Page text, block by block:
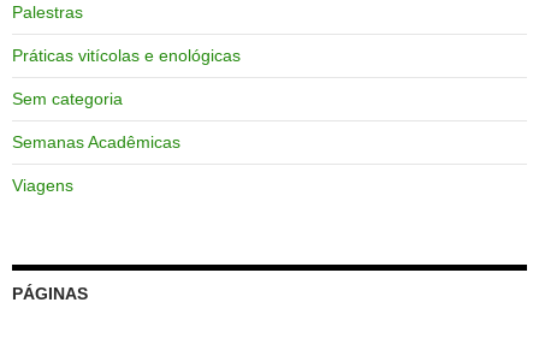
Palestras
Práticas vitícolas e enológicas
Sem categoria
Semanas Acadêmicas
Viagens
PÁGINAS